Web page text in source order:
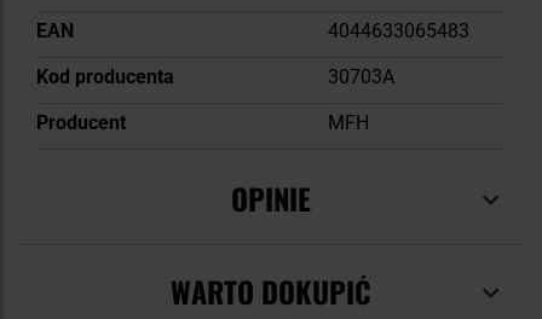
EAN
4044633065483
Kod producenta
30703A
Producent
MFH
OPINIE
WARTO DOKUPIĆ